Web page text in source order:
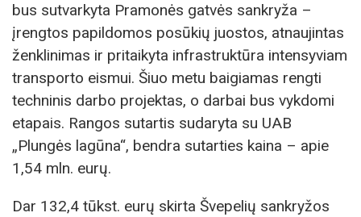
bus sutvarkyta Pramonės gatvės sankryža –
įrengtos papildomos posūkių juostos, atnaujintas
ženklinimas ir pritaikyta infrastruktūra intensyviam
transporto eismui. Šiuo metu baigiamas rengti
techninis darbo projektas, o darbai bus vykdomi
etapais. Rangos sutartis sudaryta su UAB
„Plungės lagūna“, bendra sutarties kaina – apie
1,54 mln. eurų.
Dar 132,4 tūkst. eurų skirta Švepelių sankryžos